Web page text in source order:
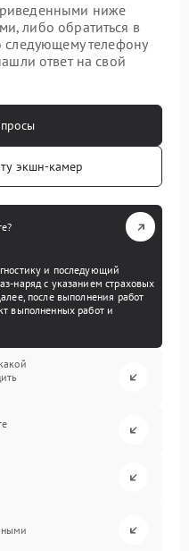
ниже
либо обратиться в
следующему телефону
ответ на свой
экшн-камер
и последующий
наряд с указанием страховых
после выполнения работ
выполненных работ и